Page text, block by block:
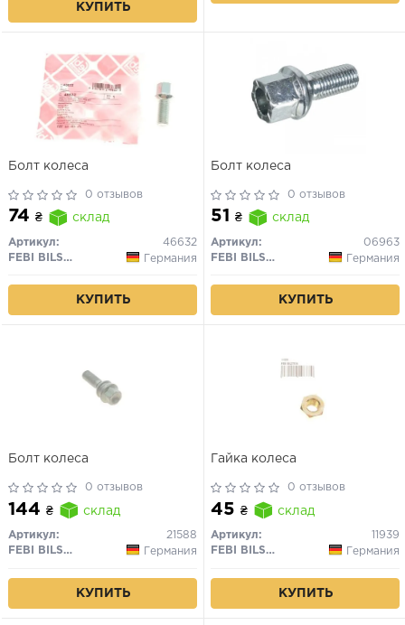
КУПИТЬ
Болт колеса
0 отзывов
74 ₴ склад
Артикул:
46632
FEBI BILSTEIN
Германия
КУПИТЬ
Болт колеса
0 отзывов
51 ₴ склад
Артикул:
06963
FEBI BILSTEIN
Германия
КУПИТЬ
Болт колеса
0 отзывов
144 ₴ склад
Артикул:
21588
FEBI BILSTEIN
Германия
КУПИТЬ
Гайка колеса
0 отзывов
45 ₴ склад
Артикул:
11939
FEBI BILSTEIN
Германия
КУПИТЬ